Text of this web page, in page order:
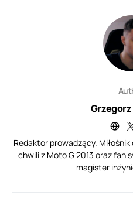
Redaktor prowadzący.
chwili z Moto G 2013 oraz fan
magister